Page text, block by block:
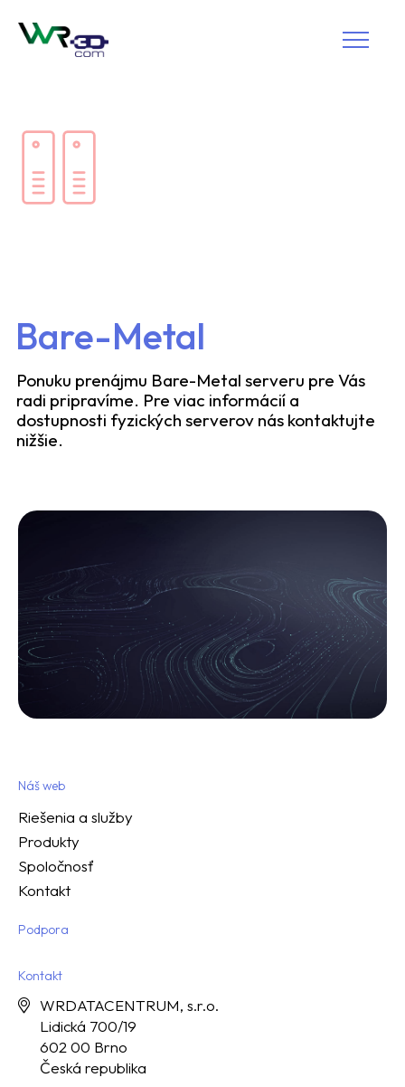
Bare-Metal
Ponuku prenájmu Bare-Metal serveru pre Vás
radi pripravíme. Pre viac informácií a
dostupnosti fyzických serverov nás kontaktujte
nižšie.
Náš web
Riešenia a služby
Produkty
Spoločnosť
Kontakt
Podpora
Kontakt
WRDATACENTRUM, s.r.o.
Lidická 700/19
602 00 Brno
Česká republika